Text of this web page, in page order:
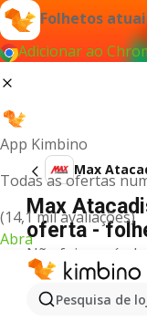
Folhetos
Adicionar ao
App Kimbino
Todas as ofertas
(14,1 mil avaliações)
Abra
Pesquisa de
Max
Max
oferta -
Não foi possível
para este termo.
Mais